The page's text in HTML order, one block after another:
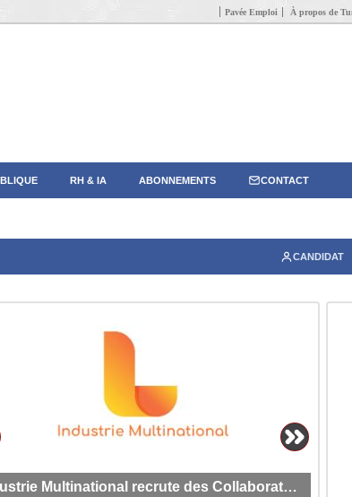
Pavée Emploi À propos de
RH & IA ABONNEMENTS CONTACT
CANDIDAT
Industrie Multinational recrute des Collaborateurs